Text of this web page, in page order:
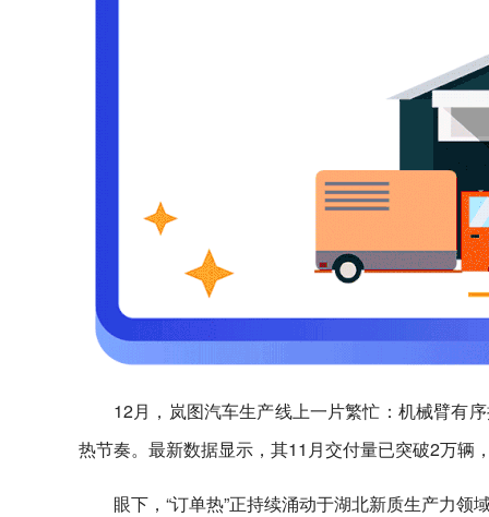
12月，岚图汽车生产线上一片繁忙：机械臂有
热节奏。最新数据显示，其11月交付量已突破2万辆
眼下，“订单热”正持续涌动于湖北新质生产力